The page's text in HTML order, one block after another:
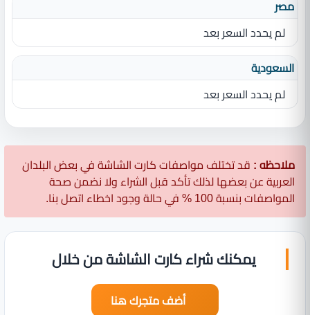
مصر
لم يحدد السعر بعد
السعودية
لم يحدد السعر بعد
ملاحظه : قد تختلف مواصفات كارت الشاشة في بعض البلدان
العربية عن بعضها لذلك تأكد قبل الشراء ولا نضمن صحة
المواصفات بنسبة 100 % في حالة وجود اخطاء اتصل بنا.
يمكنك شراء كارت الشاشة من خلال
أضف متجرك هنا